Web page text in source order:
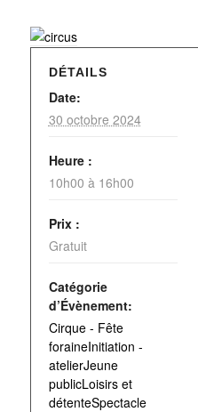
DÉTAILS
Date:
30 octobre 2024
Heure :
10h00 à 16h00
Prix :
Gratuit
Catégorie
d’Évènement:
Cirque - Fête
foraineInitiation -
atelierJeune
publicLoisirs et
détenteSpectacle